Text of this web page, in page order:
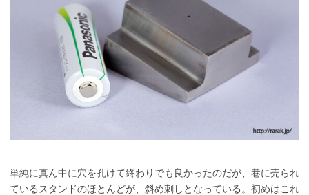
単純に真ん中に穴を孔けて終わりでも良かったのだが、巷に売られ
ているスタンドのほとんどが、斜め刺しとなっている。初めはこれ